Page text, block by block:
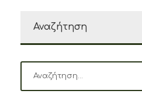
Αναζήτηση